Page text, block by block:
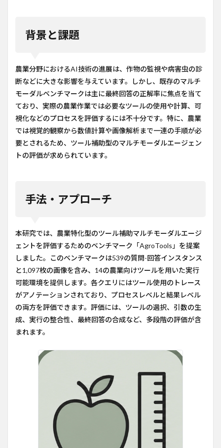
背景と課題
農業分野におけるAI技術の進展は、作物の監視や病害虫の診
断などに大きな影響を与えています。しかし、既存のマルチ
モーダルベンチマークは主に最終回答の正解率に焦点を当て
ており、実際の農業作業では必要なツールの使用や計算、可
視化などのプロセスを評価するには不十分です。特に、農業
では視覚的観察から数値計算や画像解析まで一連の手順が必
要とされるため、ツール補助型のマルチモーダルエージェン
トの評価が求められています。
手法・アプローチ
本研究では、農業特化型のツール補助マルチモーダルエージ
ェントを評価するためのベンチマーク「AgroTools」を提案
しました。このベンチマークは539の質問-回答インスタンス
と1,097枚の画像を含み、14の農業向けツールを用いた実行
可能環境を提供します。各クエリにはツール使用のトレース
がアノテーションされており、プロセスレベルと結果レベル
の両方を評価できます。評価には、ツールの選択、引数の生
成、実行の整合性、最終回答の合成など、多段階の評価が含
まれます。